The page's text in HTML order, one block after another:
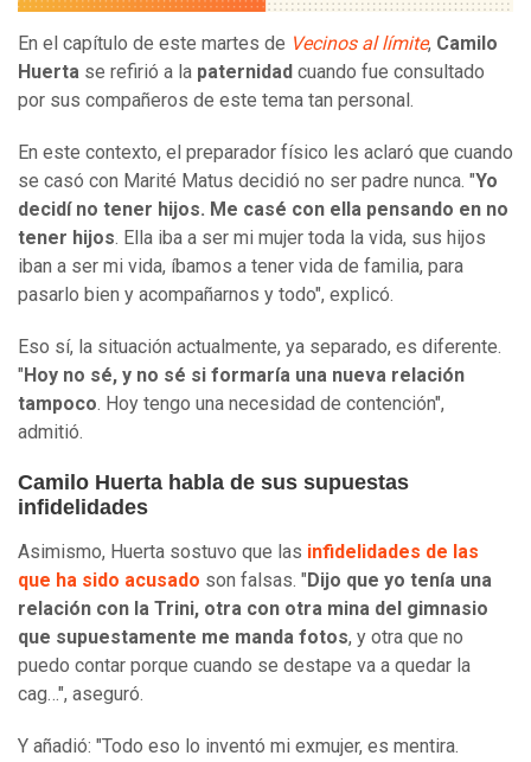
En el capítulo de este martes de Vecinos al límite, Camilo
Huerta se refirió a la paternidad cuando fue consultado
por sus compañeros de este tema tan personal.
En este contexto, el preparador físico les aclaró que cuando
se casó con Marité Matus decidió no ser padre nunca. "Yo
decidí no tener hijos. Me casé con ella pensando en no
tener hijos. Ella iba a ser mi mujer toda la vida, sus hijos
iban a ser mi vida, íbamos a tener vida de familia, para
pasarlo bien y acompañarnos y todo", explicó.
Eso sí, la situación actualmente, ya separado, es diferente.
"Hoy no sé, y no sé si formaría una nueva relación
tampoco. Hoy tengo una necesidad de contención",
admitió.
Camilo Huerta habla de sus supuestas
infidelidades
Asimismo, Huerta sostuvo que las infidelidades de las
que ha sido acusado son falsas. "Dijo que yo tenía una
relación con la Trini, otra con otra mina del gimnasio
que supuestamente me manda fotos, y otra que no
puedo contar porque cuando se destape va a quedar la
cag…", aseguró.
Y añadió: "Todo eso lo inventó mi exmujer, es mentira.